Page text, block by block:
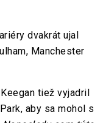
dvakrát ujal
Manchester
tiež vyjadril
aby sa mohol s